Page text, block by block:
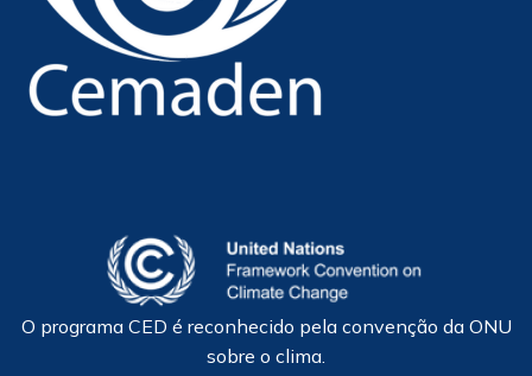
O programa CED é reconhecido pela convenção da ONU
sobre o clima.